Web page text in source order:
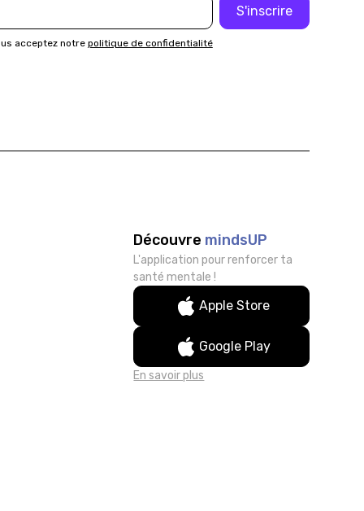
acceptez notre politique de confidentialité
Découvre mindsUP
L'application pour renforcer ta
santé mentale !
Apple Store
Google Play
En savoir plus